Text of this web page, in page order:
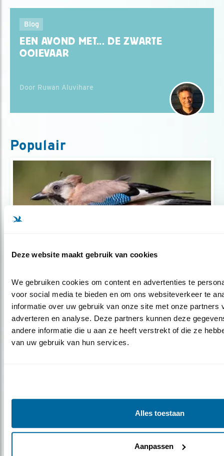
Deze website maakt gebruik van cookies
We gebruiken cookies om content en advertenties te
voor social media te bieden en om ons websiteverkeer te
informatie over uw gebruik van onze site met onze partners
adverteren en analyse. Deze partners kunnen deze
andere informatie die u aan ze heeft verstrekt of die ze
van uw gebruik van hun services.
Alles toestaan
Aanpassen
Blog
EEN AVOND MET... DE ZWARTE
OOIEVAAR
Door Ruwan Aluvihare
Populair
Tip
Verfomfaaide vogel? Het is de rui.